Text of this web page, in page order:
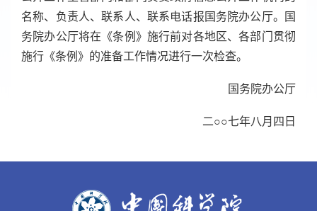
名称、负责人、联系人、联系电话报国务院办公厅。国
务院办公厅将在《条例》施行前对各地区、各部门贯彻
施行《条例》的准备工作情况进行一次检查。
国务院办公厅
二○○七年八月四日